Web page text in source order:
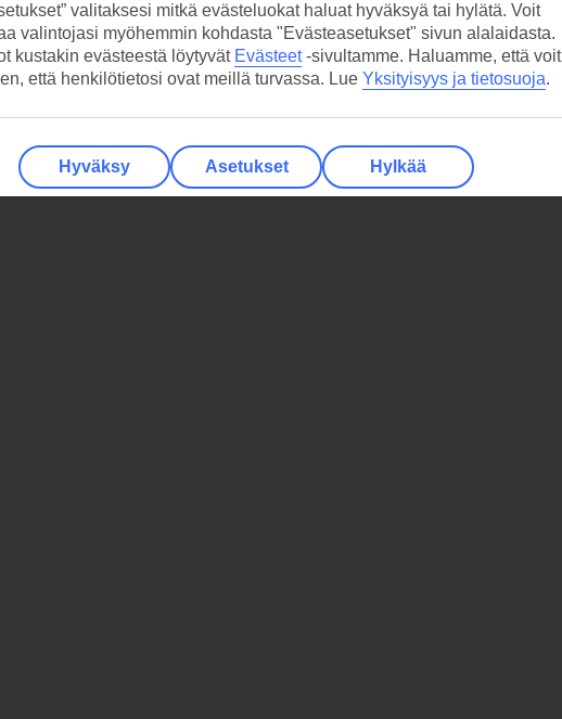
valitaksesi mitkä evästeluokat haluat hyväksyä tai hylätä. Voit
valintojasi myöhemmin kohdasta "Evästeasetukset" sivun alalaidasta.
kustakin evästeestä löytyvät Evästeet-sivultamme. Haluamme, että voit
että henkilötietosi ovat meillä turvassa. Lue Yksityisyys ja tietosuoja.
Hyväksy Asetukset Hylkää